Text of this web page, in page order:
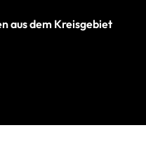
aus dem Kreisgebiet